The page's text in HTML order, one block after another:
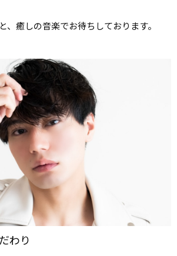
、癒しの音楽でお待ちしております。
わり